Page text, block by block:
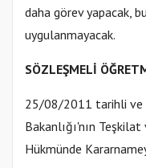
daha görev yapacak,
uygulanmayacak.
SÖZLEŞMELİ
25/08/2011 tarihli ve
Bakanlığı'nın
Hükmünde